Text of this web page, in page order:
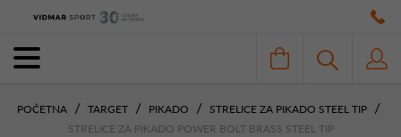
POČETNA TARGET PIKADO
STRELICE ZA PIKADO STEEL TIP
STRELICE ZA PIKADO POWER BOLT BRASS STEEL TIP